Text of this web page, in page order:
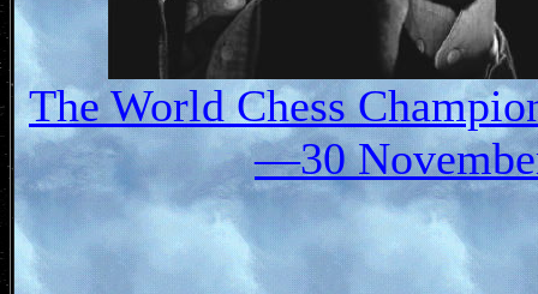
The World Chess
—30